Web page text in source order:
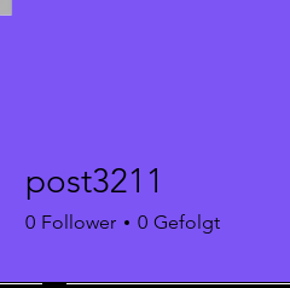
post3211
0 Follower 0 Gefolgt